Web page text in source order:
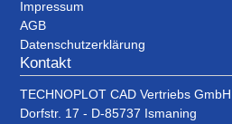
Impressum
AGB
Datenschutzerklärung
Kontakt
TECHNOPLOT CAD Vertriebs GmbH
Dorfstr. 17 - D-85737 Ismaning